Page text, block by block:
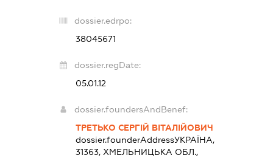
dossier.edrpo:
38045671
dossier.regDate:
05.01.12
dossier.foundersAndBenef:
ТРЕТЬКО СЕРГІЙ ВІТАЛІЙОВИЧ
dossier.founderAddressУКРАЇНА,
31363, ХМЕЛЬНИЦЬКА ОБЛ.,